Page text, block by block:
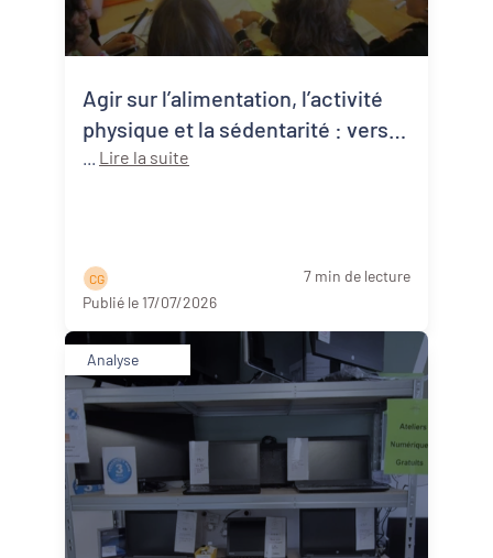
Agir sur l’alimentation, l’activité
physique et la sédentarité : vers
une approche systémique de la
Lire la suite
C G
7 min de lecture
Publié le 17/07/2026
Analyse